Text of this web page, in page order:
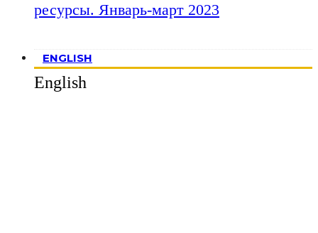
ресурсы. Январь-март 2023
ENGLISH
English